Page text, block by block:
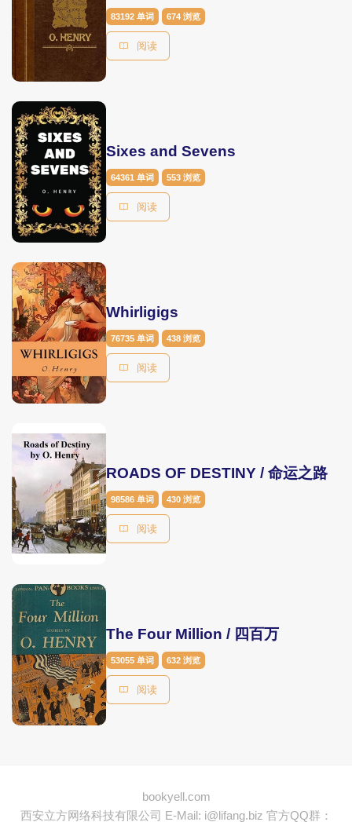
83192 单词 674 浏览
阅读
Sixes and Sevens
64361 单词 553 浏览
阅读
Whirligigs
76735 单词 438 浏览
阅读
ROADS OF DESTINY / 命运之路
98586 单词 430 浏览
阅读
The Four Million / 四百万
53055 单词 632 浏览
阅读
bookyell.com
西安立方网络科技有限公司 E-Mail: i@lifang.biz 官方QQ群：